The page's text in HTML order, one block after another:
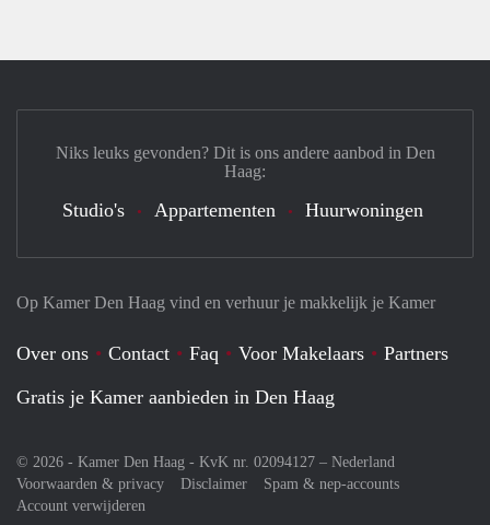
Op Kamer Den Haag vind en verhuur je makkelijk je Kamer
Over ons Contact Faq Voor Makelaars
Partners
Gratis je Kamer aanbieden in Den Haag
© 2026 - Kamer Den Haag - KvK nr. 02094127 – Nederland
Voorwaarden & privacy
Disclaimer
Spam & nep-accounts
Account verwijderen
Niks leuks gevonden? Dit is ons andere aanbod in Den
Haag:
Studio's Appartementen Huurwoningen